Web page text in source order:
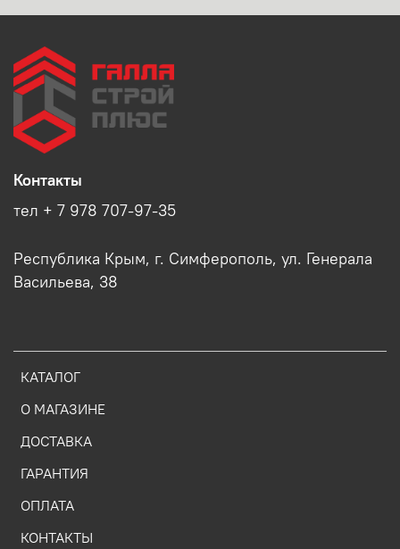
КАТАЛОГ
О МАГАЗИНЕ
ДОСТАВКА
ГАРАНТИЯ
ОПЛАТА
КОНТАКТЫ
Контакты
тел + 7 978 707-97-35
Республика Крым, г. Симферополь, ул. Генерала
Васильева, 38